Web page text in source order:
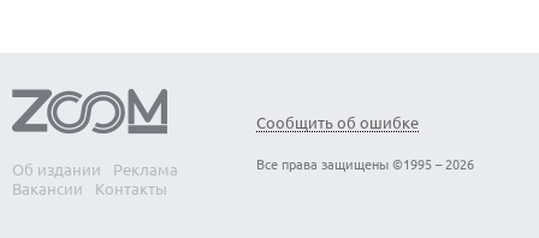
Об издании
Реклама
Вакансии
Контакты
Сообщить об ошибке
Все права защищены ©1995 – 2026